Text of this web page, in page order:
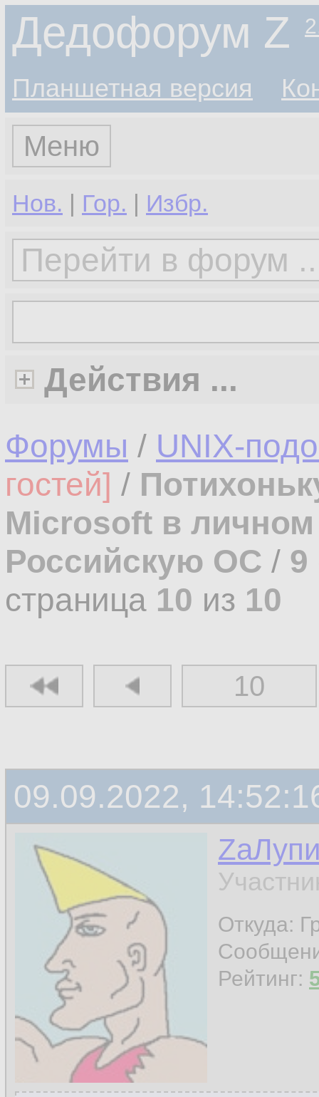
Дедофорум Z
Планшетная версия
Меню
Нов. | Гор. | Избр.
Действия ...
Форумы / UNIX-
гостей] /
Microsoft в
Российскую ОС / 9
страница 10 из 10
10
09.09.2022,
Откуда:
Рейтинг: